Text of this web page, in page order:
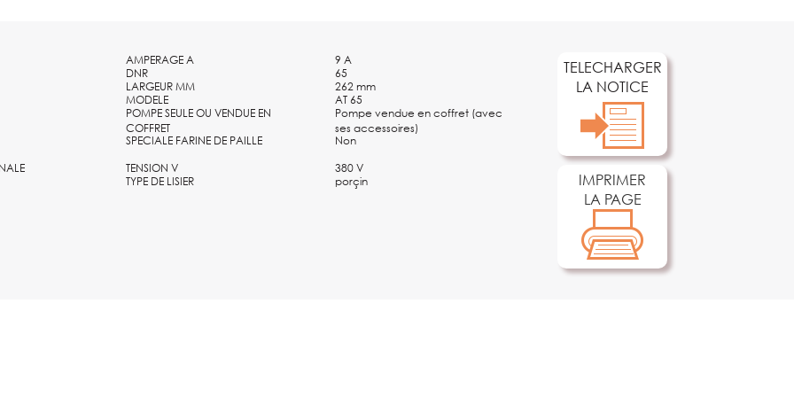
AMPERAGE A
9 A
DNR
65
LARGEUR MM
262 mm
MODELE
AT 65
POMPE SEULE OU VENDUE EN
COFFRET
Pompe vendue en coffret (avec
ses accessoires)
SPECIALE FARINE DE PAILLE
Non
TENSION V
380 V
TYPE DE LISIER porçin
TELECHARGER
LA NOTICE
IMPRIMER
LA PAGE